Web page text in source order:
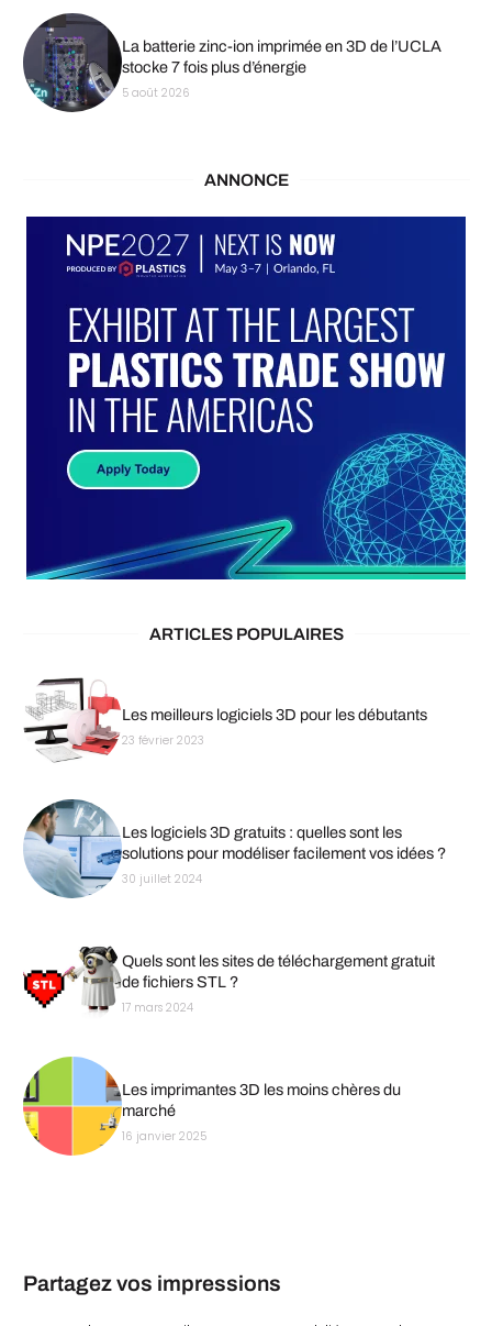
La batterie zinc-ion imprimée en 3D de l’UCLA
stocke 7 fois plus d’énergie
5 août 2026
ANNONCE
ARTICLES POPULAIRES
Les meilleurs logiciels 3D pour les débutants
23 février 2023
Les logiciels 3D gratuits : quelles sont les
solutions pour modéliser facilement vos idées ?
30 juillet 2024
Quels sont les sites de téléchargement gratuit
de fichiers STL ?
17 mars 2024
Les imprimantes 3D les moins chères du
marché
16 janvier 2025
Partagez vos impressions